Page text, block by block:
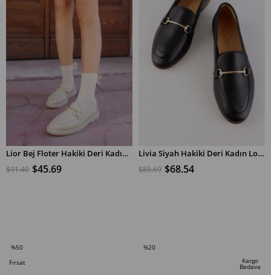
Lior Bej Floter Hakiki Deri Kadın Loafer
$45.69
$91.40
%50
İndirim
Fırsat
Livia Siyah Hakiki Deri Kadın Loafer
$68.54
$85.69
%20
Kargo
Bedava